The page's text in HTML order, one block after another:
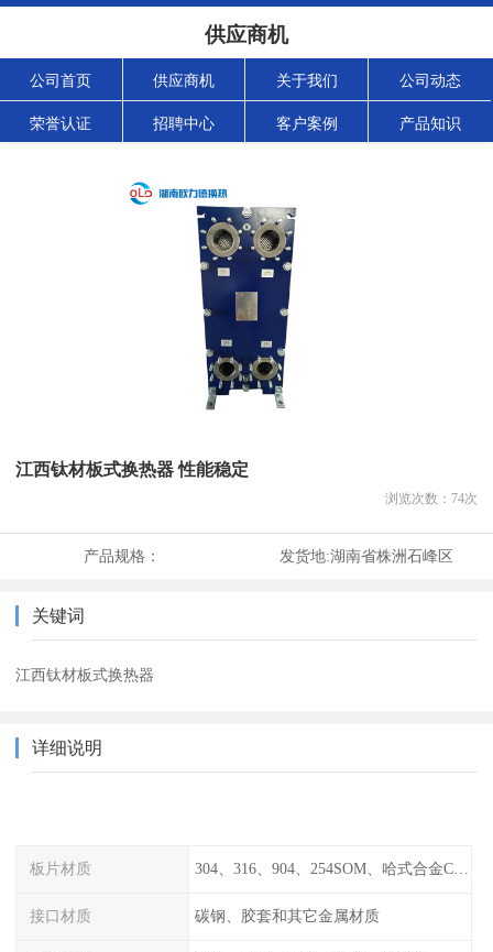
供应商机
公司首页 供应商机 关于我们 公司动态
荣誉认证 招聘中心 客户案例 产品知识
江西钛材板式换热器 性能稳定
浏览次数： 74次
产品规格： 发货地:湖南省株洲石峰区
关键词
江西钛材板式换热器
详细说明
板片材质 304、316、904、254SOM、哈式合金C-276、TA1等
接口材质 碳钢、胶套和其它金属材质